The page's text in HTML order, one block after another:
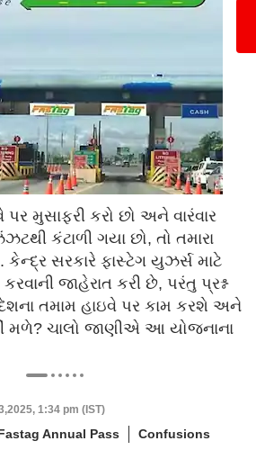
મુસાફરી કરો છો અને વારંવાર
કંટાળી ગયા છો, તો તમારા
કેન્દ્ર સરકારે ફાસ્ટેગ યુઝર્સ માટે
જાહેરાત કરી છે, પરંતુ પ્રશ્ન
તમામ હાઇવે પર કામ કરશે અને
મળે? ચાલો જાણીએ આ યોજનાના
1:34 pm (IST)
Annual Pass Confusions